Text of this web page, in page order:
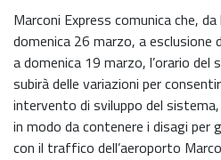
Marconi Express comunica che,
domenica 26 marzo, a esclusione
a domenica 19 marzo, l’orario
subirà delle variazioni per
intervento di sviluppo del
in modo da contenere i disagi per
con il traffico dell’aeroporto